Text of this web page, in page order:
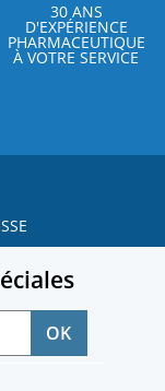
30 ANS
D'EXPÉRIENCE
PHARMACEUTIQUE
À VOTRE SERVICE